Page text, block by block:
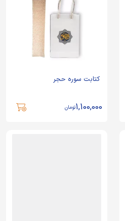
کتابت سوره حجر
1,100,000تومان